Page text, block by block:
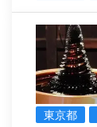
東京都